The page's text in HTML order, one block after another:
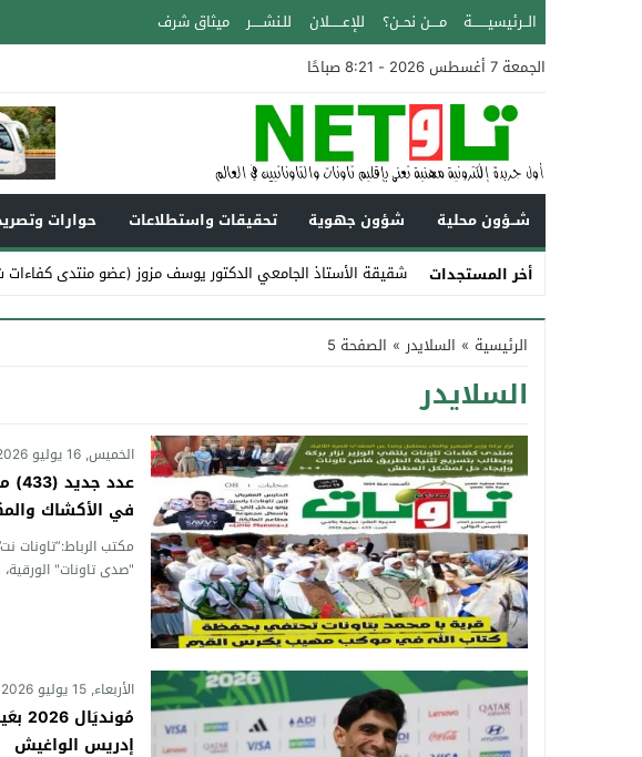
الــرئيسيـــــــة مــــن نحــن؟ للإعــــــلان للـنشـــــر ميثاق شرف
الجمعة 7 أغسطس 2026 - 8:21 صباحًا
شــؤون محلية شؤون جهوية تحقيقات واستطلاعات حوارات
أخر المستجدات
شقيقة الأستاذ الجامعي الدكتور يوسف مزوز (عضو منتدى كفاءات
Stop
Previous
الرئيسية » السلايدر » الصفحة 5
السلايدر
الخميس, 16 يوليو 2026
في الأكشاك
"صدى تاونات" الورقية،
الأربعاء, 15 يوليو 2026
إدريس الواغيش